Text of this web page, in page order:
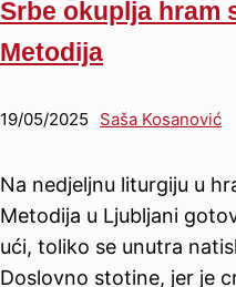
Srbe okuplja hram
Metodija
19/05/2025 Saša Kosanović
Na nedjeljnu liturgiju u
Metodija u Ljubljani
ući, toliko se unutra
Doslovno stotine, jer je